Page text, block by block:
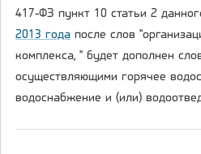
417-ФЗ пункт 10 статьи 2
2013 года после слов
комплекса, " будет дополнен
осуществляющими горячее
водоснабжение и (или)